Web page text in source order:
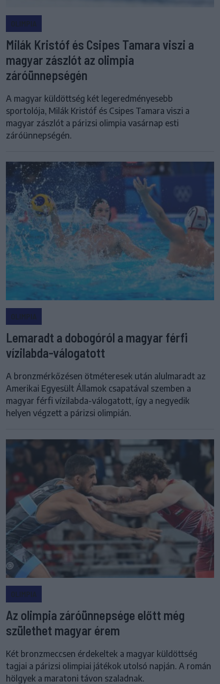
OLIMPIA
Milák Kristóf és Csipes Tamara viszi a
magyar zászlót az olimpia
záróünnepségén
A magyar küldöttség két legeredményesebb
sportolója, Milák Kristóf és Csipes Tamara viszi a
magyar zászlót a párizsi olimpia vasárnap esti
záróünnepségén.
OLIMPIA
Lemaradt a dobogóról a magyar férfi
vízilabda-válogatott
A bronzmérkőzésen ötméteresek után alulmaradt az
Amerikai Egyesült Államok csapatával szemben a
magyar férfi vízilabda-válogatott, így a negyedik
helyen végzett a párizsi olimpián.
OLIMPIA
Az olimpia záróünnepsége előtt még
születhet magyar érem
Két bronzmeccsen érdekeltek a magyar küldöttség
tagjai a párizsi olimpiai játékok utolsó napján. A román
hölgyek a maratoni távon szaladnak.